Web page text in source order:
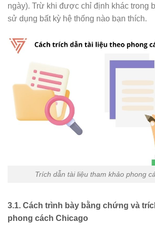
ngày). Trừ khi được chỉ định khác trong
sử dụng bất kỳ hệ thống nào bạn thích.
Trích dẫn tài liệu tham khảo phong
3.1. Cách trình bày bằng chứng và
phong cách Chicago